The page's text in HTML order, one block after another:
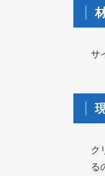
サ
ク
る